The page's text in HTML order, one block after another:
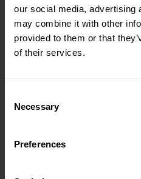
our social media, advertising
may combine it with other
provided to them or that
of their services.
Selection
Necessary
Preferences
Fechas y
Non-residential